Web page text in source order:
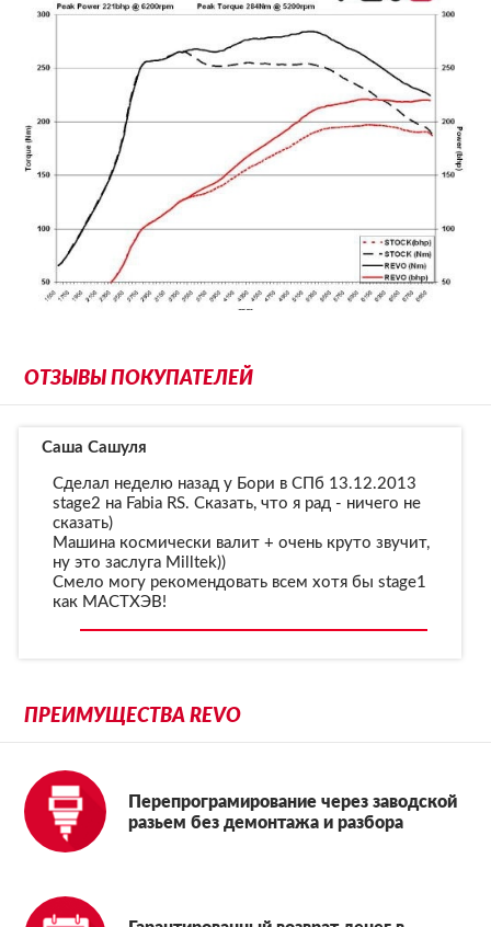
ОТЗЫВЫ ПОКУПАТЕЛЕЙ
Саша Сашуля
Сделал неделю назад у Бори в СПб 13.12.2013
stage2 на Fabia RS. Сказать, что я рад - ничего не
сказать)
Машина космически валит + очень круто звучит,
ну это заслуга Milltek))
Смело могу рекомендовать всем хотя бы stage1
как МАСТХЭВ!
ПРЕИМУЩЕСТВА REVO
Перепрограмирование через заводской
разьем без демонтажа и разбора